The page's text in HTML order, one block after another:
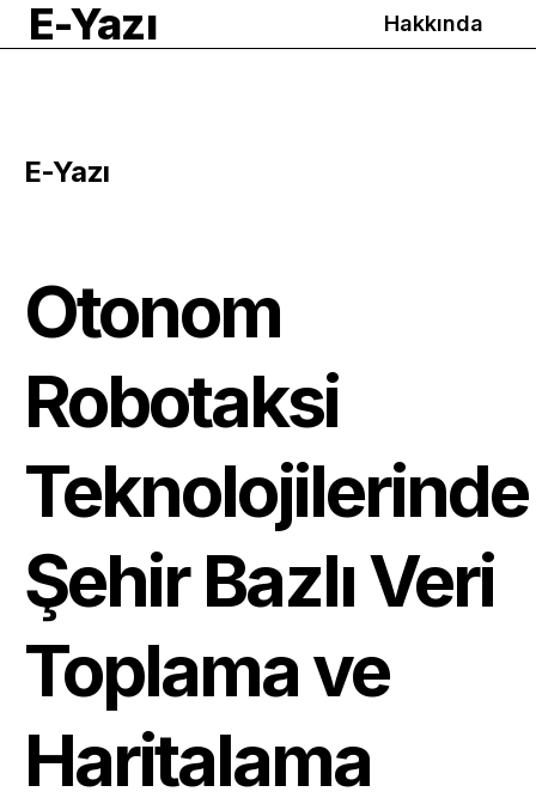
E-Yazı Hakkında
E-Yazı
Otonom
Robotaksi
Teknolojilerinde
Şehir Bazlı Veri
Toplama ve
Haritalama